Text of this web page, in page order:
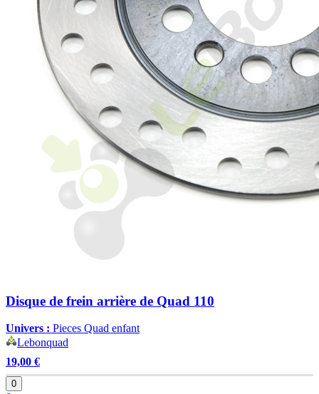
Disque de frein arrière de Quad 110
Univers : Pieces Quad enfant
Lebonquad
19,00 €
0